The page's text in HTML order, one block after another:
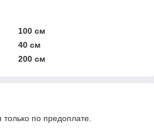
100 см
40 см
200 см
только по предоплате.